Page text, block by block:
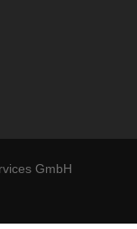
GmbH